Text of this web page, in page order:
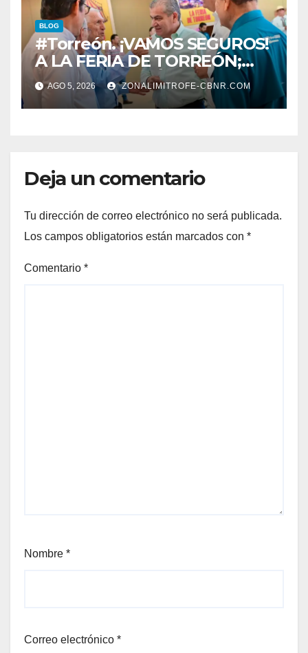
BLOG
#Torreón. ¡VAMOS SEGUROS!
A LA FERIA DE TORREÓN;
ALISTAN EDICIÓN 80
AGO 5, 2026 ZONALIMITROFE-CBNR.COM
Deja un comentario
Tu dirección de correo electrónico no será publicada.
Los campos obligatorios están marcados con *
Comentario *
Nombre *
Correo electrónico *